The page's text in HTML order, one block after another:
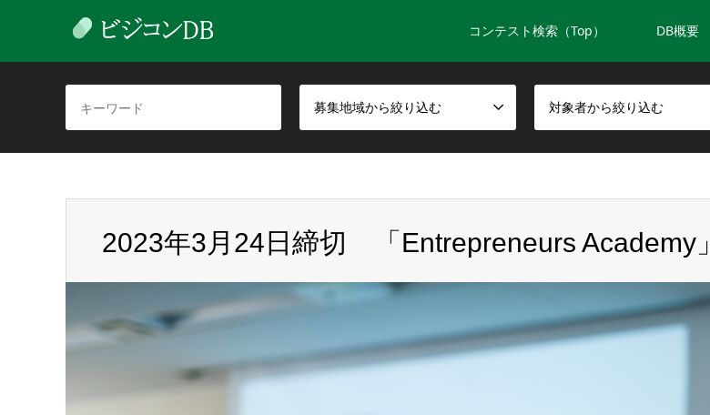
コンテスト検索（Top） DB概要
募集地域から絞り込む 対象者から絞り込む
2023年3月24日締切 「Entrepreneurs Academy」